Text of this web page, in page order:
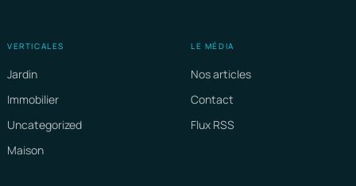
VERTICALES
Jardin
Immobilier
Uncategorized
Maison
LE MÉDIA
Nos articles
Contact
Flux RSS